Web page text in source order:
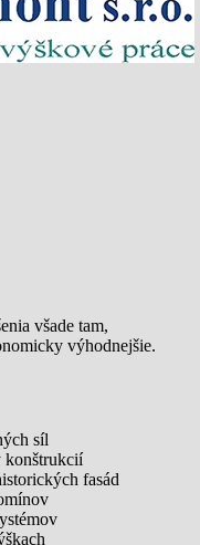
všade tam,
výhodnejšie.
síl
konštrukcií
fasád